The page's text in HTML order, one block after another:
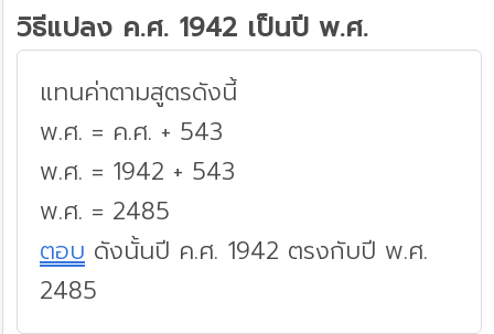
วิธีแปลง ค.ศ. 1942 เป็นปี พ.ศ.
แทนค่าตามสูตรดังนี้
พ.ศ. = ค.ศ. + 543
พ.ศ. = 1942 + 543
พ.ศ. = 2485
ตอบ ดังนั้นปี ค.ศ. 1942 ตรงกับปี พ.ศ.
2485